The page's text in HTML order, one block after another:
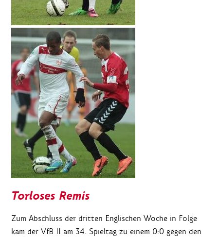
Torloses Remis
Zum Abschluss der dritten Englischen Woche in Folge
kam der VfB II am 34. Spieltag zu einem 0:0 gegen den